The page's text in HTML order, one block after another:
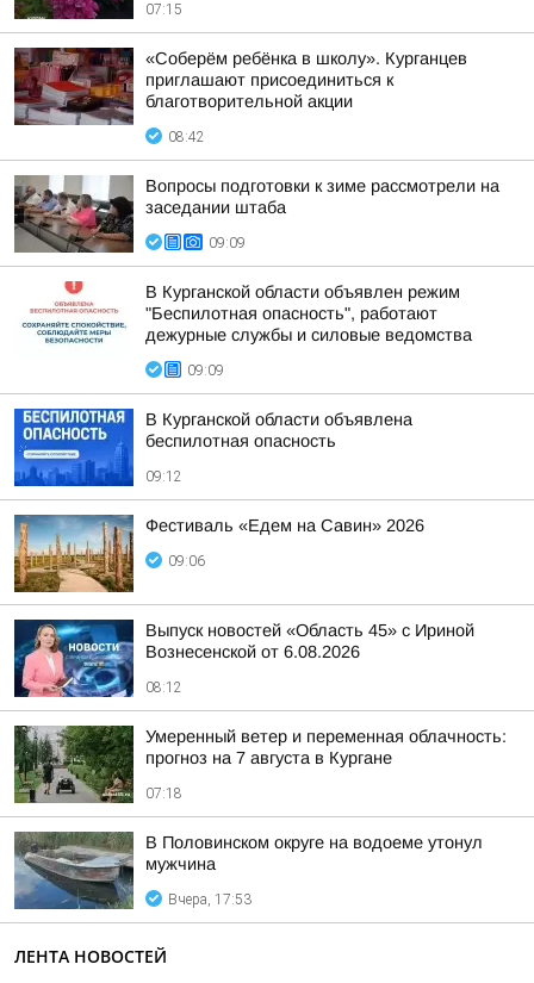
07:15
«Соберём ребёнка в школу». Курганцев
приглашают присоединиться к
благотворительной акции
08:42
Вопросы подготовки к зиме рассмотрели на
заседании штаба
09:09
В Курганской области объявлен режим
"Беспилотная опасность", работают
дежурные службы и силовые ведомства
09:09
В Курганской области объявлена
беспилотная опасность
09:12
Фестиваль «Едем на Савин» 2026
09:06
Выпуск новостей «Область 45» с Ириной
Вознесенской от 6.08.2026
08:12
Умеренный ветер и переменная облачность:
прогноз на 7 августа в Кургане
07:18
В Половинском округе на водоеме утонул
мужчина
Вчера, 17:53
ЛЕНТА НОВОСТЕЙ